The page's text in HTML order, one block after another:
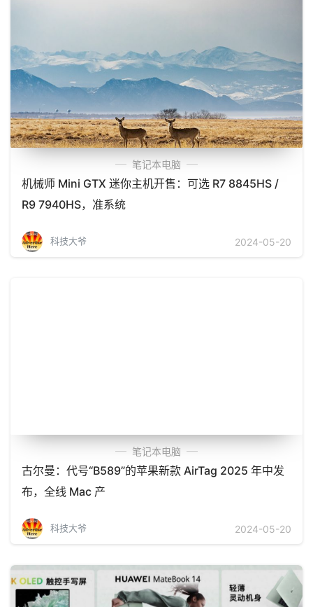
笔记本电脑
机械师 Mini GTX 迷你主机开售：可选 R7 8845HS /
R9 7940HS，准系统
科技大爷 2024-05-20
笔记本电脑
古尔曼：代号“B589”的苹果新款 AirTag 2025 年中发
布，全线 Mac 产
科技大爷 2024-05-20